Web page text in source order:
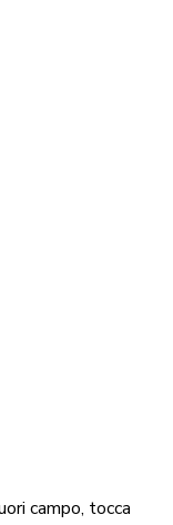
campo, tocca